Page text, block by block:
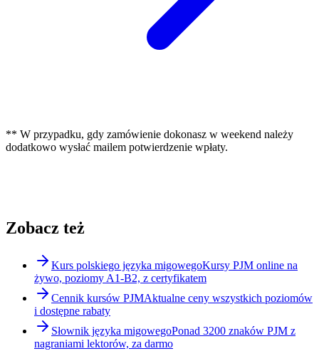
** W przypadku, gdy zamówienie dokonasz w weekend należy
dodatkowo wysłać mailem potwierdzenie wpłaty.
Zobacz też
Kurs polskiego języka migowegoKursy PJM online na
żywo, poziomy A1-B2, z certyfikatem
Cennik kursów PJMAktualne ceny wszystkich poziomów
i dostępne rabaty
Słownik języka migowegoPonad 3200 znaków PJM z
nagraniami lektorów, za darmo